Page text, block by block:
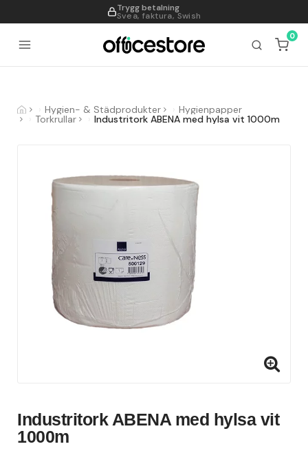
Trygg betalning
Svea, faktura, Swish
995
0
Hygien- & Städprodukter Hygienpapper
Torkrullar Industritork ABENA med hylsa vit 1000m
Industritork ABENA med hylsa vit
1000m